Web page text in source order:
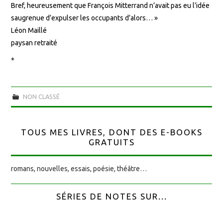
Bref, heureusement que François Mitterrand n’avait pas eu l’idée
saugrenue d’expulser les occupants d’alors… »
Léon Maillé
paysan retraité
*
NON CLASSÉ
TOUS MES LIVRES, DONT DES E-BOOKS
GRATUITS
romans, nouvelles, essais, poésie, théâtre…
SÉRIES DE NOTES SUR...